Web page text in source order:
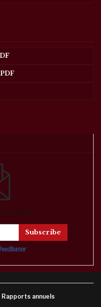
updated.
Subscribe
Rapports annuels